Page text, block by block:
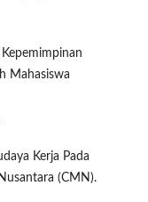
Kepemimpinan
Mahasiswa
Kerja Pada
(CMN).